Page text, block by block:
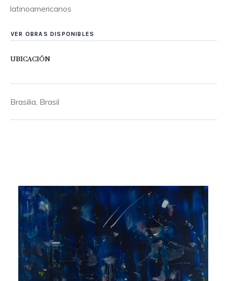
latinoamericanos
VER OBRAS DISPONIBLES
UBICACIÓN
Brasilia, Brasil